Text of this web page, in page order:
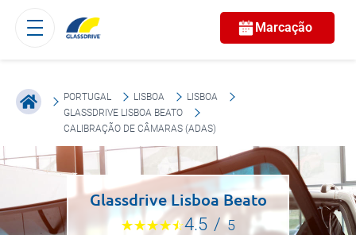
Marcação
PORTUGAL LISBOA
LISBOA
GLASSDRIVE LISBOA BEATO
CALIBRAÇÃO DE CÂMARAS (ADAS)
Glassdrive Lisboa Beato
4.5 / 5